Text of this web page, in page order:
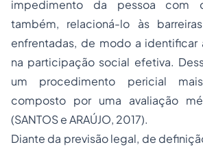
impedimento da pessoa com
também, relacioná-lo às
enfrentadas, de modo a identificar
na participação social efetiva.
um procedimento pericial
composto por uma avaliação
(SANTOS e ARAÚJO, 2017).
Diante da previsão legal, de